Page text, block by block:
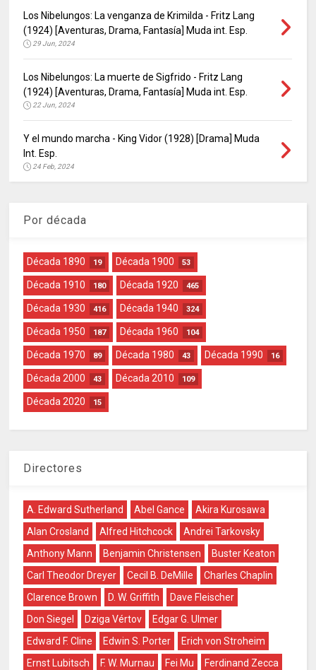
Los Nibelungos: La venganza de Krimilda - Fritz Lang
(1924) [Aventuras, Drama, Fantasía] Muda int. Esp.
29 Jun, 2024
Los Nibelungos: La muerte de Sigfrido - Fritz Lang
(1924) [Aventuras, Drama, Fantasía] Muda int. Esp.
22 Jun, 2024
Y el mundo marcha - King Vidor (1928) [Drama] Muda
Int. Esp.
24 Feb, 2024
Por década
Década 1890 19 Década 1900 53
Década 1910 180 Década 1920 465
Década 1930 416 Década 1940 324
Década 1950 187 Década 1960 104
Década 1970 89 Década 1980 43 Década 1990 16
Década 2000 43 Década 2010 109
Década 2020 15
Directores
A. Edward Sutherland Abel Gance
Akira Kurosawa
Alan Crosland
Alfred Hitchcock
Andrei Tarkovsky
Anthony Mann
Benjamin Christensen
Buster Keaton
Carl Theodor Dreyer
Cecil B. DeMille
Charles Chaplin
Clarence Brown
D. W. Griffith
Dave Fleischer
Don Siegel
Dziga Vértov
Edgar G. Ulmer
Edward F. Cline
Edwin S. Porter
Erich von Stroheim
Ernst Lubitsch
F. W. Murnau Fei Mu
Ferdinand Zecca